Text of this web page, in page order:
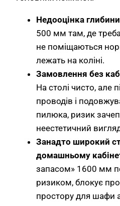
Недооцінка глибини
500 мм там, де
не поміщаються
лежать на коліні.
Замовлення без
На столі чисто, але
проводів і
пилюка, ризик
неестетичний
Занадто широкий
домашньому
запасом» 1600 мм
ризиком, блокує
простору для шафи